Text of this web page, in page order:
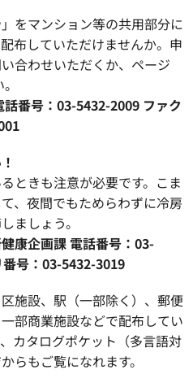
をマンション等の共用部分に
布していただけませんか。申
合わせいただくか、ページ
番号：03-5432-2009 ファク
ときも注意が必要です。こま
、夜間でもためらわずに冷房
ましょう。
康企画課 電話番号：03-
号：03-5432-3019
施設、駅（一部除く）、郵便
部商業施設などで配布してい
カタログポケット（多言語対
らもご覧になれます。